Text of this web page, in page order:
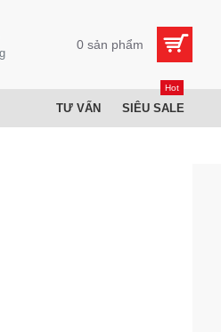
0 sản phẩm
TƯ VẤN SIÊU SALE
Hot